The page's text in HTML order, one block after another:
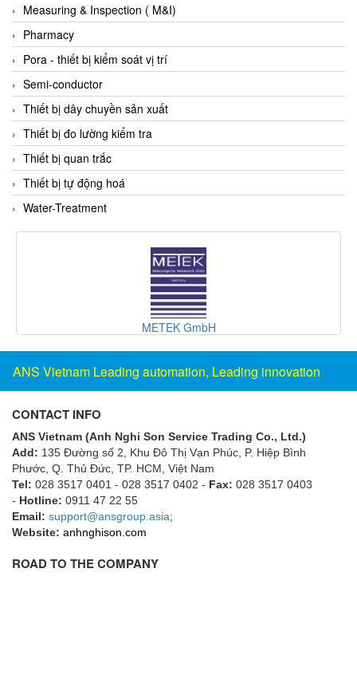
Ecom-EX
ECONEX
Edward
EES
EGE Elektronik
Eilersen Vietnam
Ekstrom-Carlson
Elands Cable Vietnam
Elap Vietnam
Electro Adda
Electronic Design System S.R.L Vietnam
Electro-Sensors Vietnam
Elektrophysik Vietnam
elesa-ganter
ELETTA
Elettrotek Kabel
ELGO Electronic
ELIS PLZEŇ
ELMEKO
ELMESS-Thermosystemtechnik
Measuring & Inspection ( M&I)
Pharmacy
Pora - thiết bị kiểm soát vị trí
Semi-conductor
Thiết bị dây chuyền sản xuất
Thiết bị đo lường kiểm tra
Thiết bị quan trắc
Thiết bị tự động hoá
Water-Treatment
Inline Industries
ANS Vietnam Leading automation, Leading innovation
CONTACT INFO
ANS Vietnam (Anh Nghi Son Service Trading Co., Ltd.)
Add: 135 Đường số 2, Khu Đô Thị Vạn Phúc, P. Hiệp Bình
Phước, Q. Thủ Đức, TP. HCM , Việt Nam
Tel: 028 3517 0401 - 028 3517 0402 - Fax: 028 3517 0403
- Hotline: 0911 47 22 55
Email: support@ansgroup.asia;
Website: anhnghison.com
ROAD TO THE COMPANY